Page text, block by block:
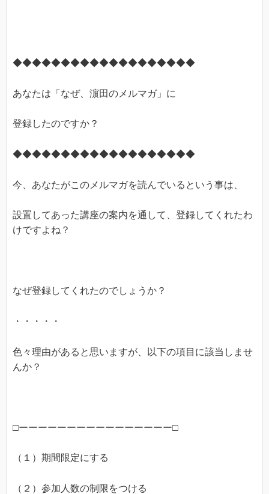
◆◆◆◆◆◆◆◆◆◆◆◆◆◆◆◆◆◆◆
あなたは「なぜ、濵田のメルマガ」に
登録したのですか？
◆◆◆◆◆◆◆◆◆◆◆◆◆◆◆◆◆◆◆
今、あなたがこのメルマガを読んでいるという事は、
設置してあった講座の案内を通して、登録してくれたわ
けですよね？
なぜ登録してくれたのでしょうか？
・・・・・
色々理由があると思いますが、以下の項目に該当しませ
んか？
□ーーーーーーーーーーーーーーーー□
（１）期間限定にする
（２）参加人数の制限をつける